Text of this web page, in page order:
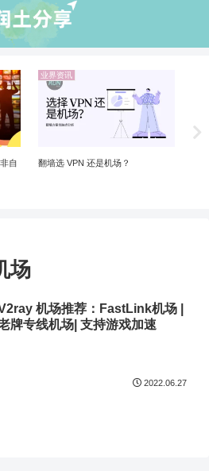
自
业界资讯
翻墙选 VPN 还是机场？
场
机场推荐：FastLink机场 |
牌专线机场| 支持游戏加速
2022.06.27